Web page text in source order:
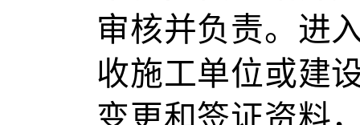
审核并负责。进
收施工单位或建